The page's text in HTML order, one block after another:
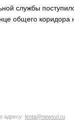
службы
общего коридора
адресу: lenta@newsvl.ru